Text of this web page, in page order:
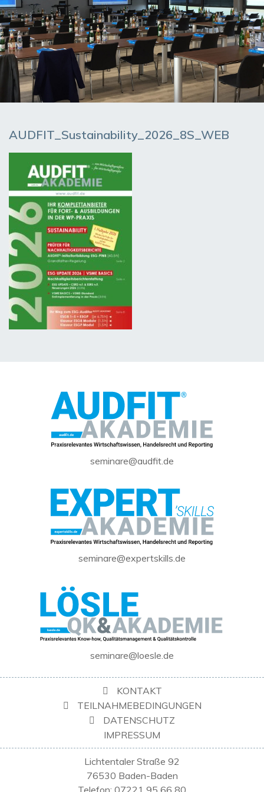
AUDFIT_Sustainability_2026_8S_WEB
seminare@audfit.de
seminare@expertskills.de
seminare@loesle.de
KONTAKT
TEILNAHMEBEDINGUNGEN
DATENSCHUTZ
IMPRESSUM
Lichtentaler Straße 92
76530 Baden-Baden
Telefon: 07221 95 66 80